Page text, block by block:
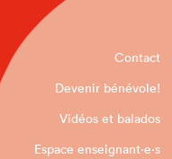
Contact
Devenir bénévole!
Vidéos et balados
Espace enseignant·e⋅s